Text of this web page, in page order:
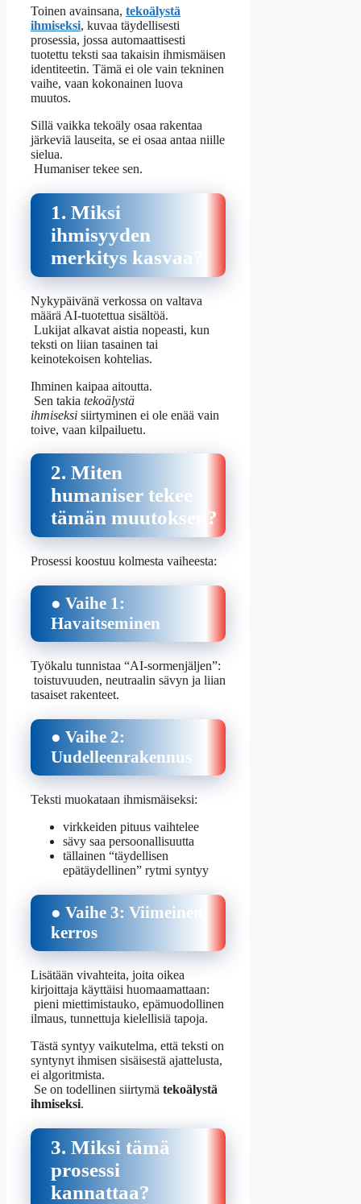
Toinen avainsana, tekoälystä
ihmiseksi, kuvaa täydellisesti
prosessia, jossa automaattisesti
tuotettu teksti saa takaisin ihmismäisen
identiteetin. Tämä ei ole vain tekninen
vaihe, vaan kokonainen luova
muutos.
Sillä vaikka tekoäly osaa rakentaa
järkeviä lauseita, se ei osaa antaa niille
sielua.
Humaniser tekee sen.
1. Miksi
ihmisyyden
merkitys kasvaa?
Nykypäivänä verkossa on valtava
määrä AI-tuotettua sisältöä.
Lukijat alkavat aistia nopeasti, kun
teksti on liian tasainen tai
keinotekoisen kohtelias.
Ihminen kaipaa aitoutta.
Sen takia tekoälystä
ihmiseksi siirtyminen ei ole enää vain
toive, vaan kilpailuetu.
2. Miten
humaniser tekee
tämän muutoksen?
Prosessi koostuu kolmesta vaiheesta:
● Vaihe 1:
Havaitseminen
Työkalu tunnistaa “AI-sormenjäljen”:
toistuvuuden, neutraalin sävyn ja liian
tasaiset rakenteet.
● Vaihe 2:
Uudelleenrakennus
Teksti muokataan ihmismäiseksi:
virkkeiden pituus vaihtelee
sävy saa persoonallisuutta
tällainen “täydellisen
epätäydellinen” rytmi syntyy
● Vaihe 3: Viimeinen
kerros
Lisätään vivahteita, joita oikea
kirjoittaja käyttäisi huomaamattaan:
pieni miettimistauko, epämuodollinen
ilmaus, tunnettuja kielellisiä tapoja.
Tästä syntyy vaikutelma, että teksti on
syntynyt ihmisen sisäisestä ajattelusta,
ei algoritmista.
Se on todellinen siirtymä tekoälystä
ihmiseksi.
3. Miksi tämä
prosessi
kannattaa?